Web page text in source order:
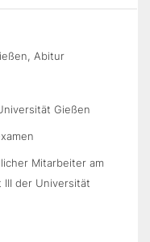
Abitur
Gießen
Mitarbeiter am
der Universität